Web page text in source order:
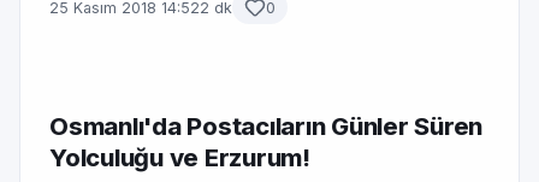
25 Kasım 2018 14:522 dk 0
Osmanlı'da Postacıların Günler Süren
Yolculuğu ve Erzurum!